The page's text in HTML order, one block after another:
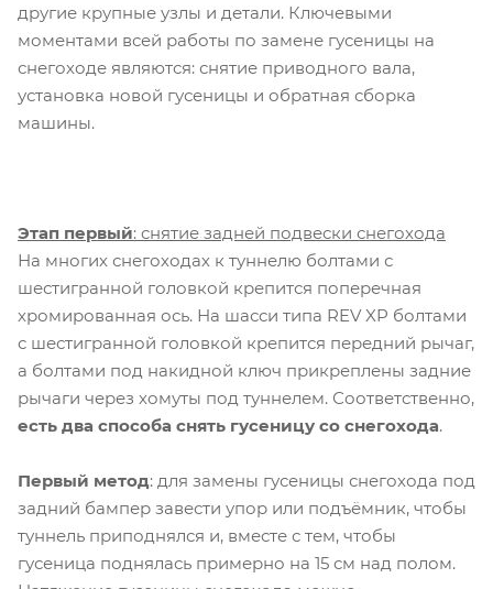
другие крупные узлы и детали. Ключевыми
моментами всей работы по замене гусеницы на
снегоходе являются: снятие приводного вала,
установка новой гусеницы и обратная сборка
машины.
Этап первый: снятие задней подвески снегохода
На многих снегоходах к туннелю болтами с
шестигранной головкой крепится поперечная
хромированная ось. На шасси типа REV XP болтами
с шестигранной головкой крепится передний рычаг,
а болтами под накидной ключ прикреплены задние
рычаги через хомуты под туннелем. Соответственно,
есть два способа снять гусеницу со снегохода.
Первый метод: для замены гусеницы снегохода под
задний бампер завести упор или подъёмник, чтобы
туннель приподнялся и, вместе с тем, чтобы
гусеница поднялась примерно на 15 см над полом.